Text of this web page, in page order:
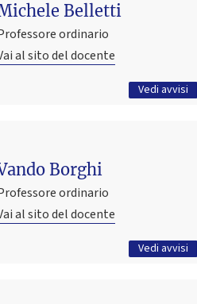
Belletti
ordinario
al sito del docente
Vedi avvisi
disposizioni del Rettore
21 maggio 2023 12:40
Tutti gli avvisi
Borghi
ordinario
al sito del docente
Vedi avvisi
Modalità didattica prime lezioni di
e di Processi organizzativi e
12 settembre 2022 14:44
Tutti gli avvisi